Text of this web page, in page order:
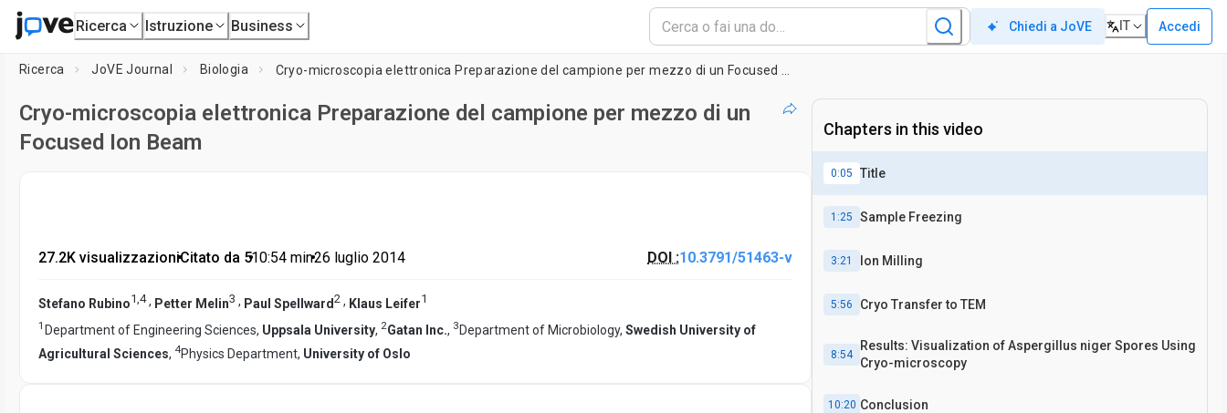
Ricerca Istruzione Business Chiedi a JoVE IT Accedi
Ricerca JoVE Journal Biologia
Cryo-microscopia elettronica Preparazione del campione per mezzo di un
Focused Ion Beam
27.2K visualizzazioni•Citato da 5•10:54 min•26 luglio 2014 DOI :10.3791/51463-v
Stefano Rubino1,4, Petter Melin3 , Paul Spellward 2 , Klaus Leifer1
1 Department of Engineering Sciences, Uppsala University, 2Gatan Inc., 3 Department of Microbiology, Swedish University of
Agricultural Sciences, 4Physics Department, University of Oslo
Chapters in this video
0:05 Title
1:25 Sample Freezing
3:21 Ion Milling
5:56 Cryo Transfer to TEM
8:54
Results: Visualization of Aspergillus niger Spores Using
Cryo-microscopy
10:20 Conclusion